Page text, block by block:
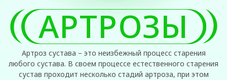
ПОЧЕМУ ПАЦИЕНТЫ ВЫБИРАЮТ
ОРТОКЛИНИКУ